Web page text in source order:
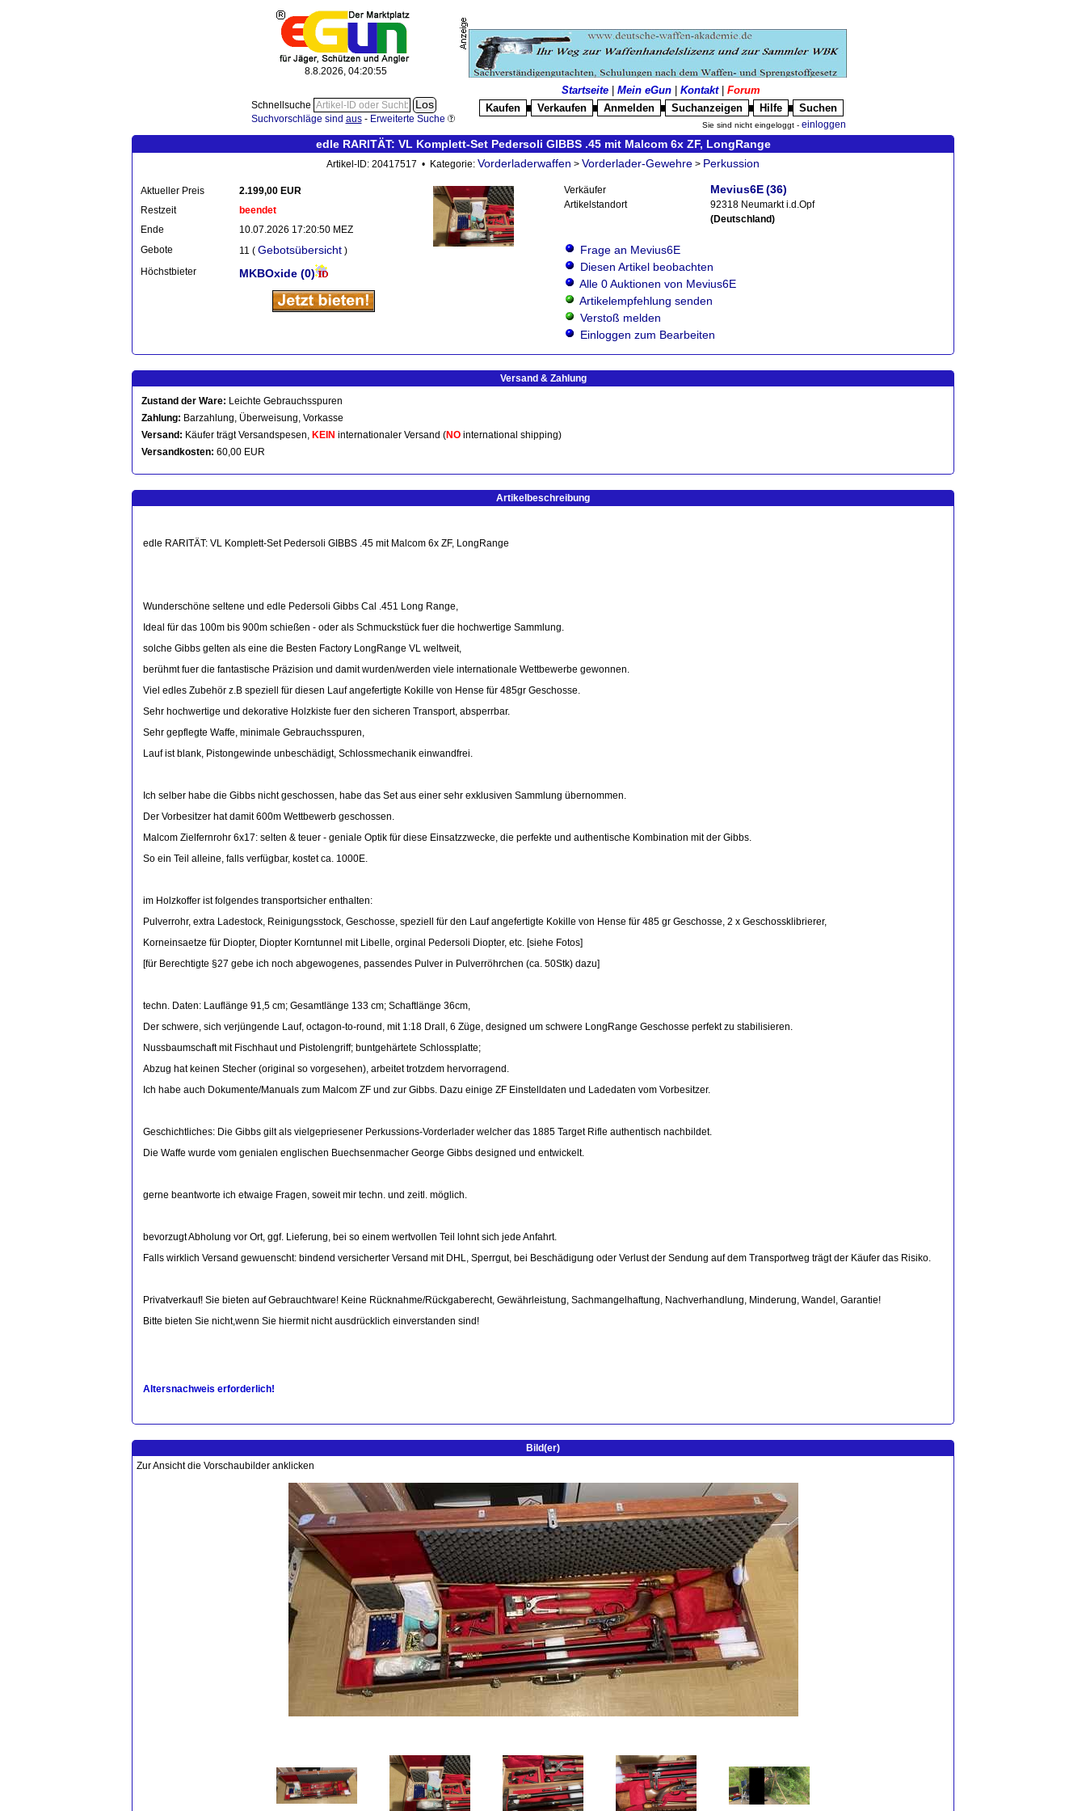
8.8.2026, 04:20:56
Schnellsuche
Suchvorschläge sind aus- Erweiterte Suche
Startseite Mein eGun Kontakt| Forum
Kaufen
Verkaufen Anmelden Suchanzeigen Hilfe Suchen
Sie sind nicht eingeloggt - einloggen
edle RARITÄT: VL Komplett-Set Pedersoli GIBBS .45 mit Malcom 6x ZF, LongRange
Artikel-ID: 20417517 • Kategorie: Vorderladerwaffen > Vorderlader-Gewehre > Perkussion
Aktueller Preis
2.199,00 EUR
Restzeit
beendet
Ende
10.07.2026 17:20:50 MEZ
Gebote
11 ( Gebotsübersicht )
Höchstbieter
MKBOxide (0)
Verkäufer Mevius6E(36)
Artikelstandort
92318 Neumarkt i.d.Opf
(Deutschland)
Frage an Mevius6E
Diesen Artikel beobachten
Alle 0 Auktionen von Mevius6E
Artikelempfehlung senden
Verstoß melden
Einloggen zum Bearbeiten
Versand & Zahlung
Zustand der Ware: Leichte Gebrauchsspuren
Zahlung: Barzahlung, Überweisung, Vorkasse
Versand: Käufer trägt Versandspesen, KEIN internationaler Versand (NO international shipping)
Versandkosten: 60,00 EUR
Artikelbeschreibung
edle RARITÄT: VL Komplett-Set Pedersoli GIBBS .45 mit Malcom 6x ZF, LongRange
Wunderschöne seltene und edle Pedersoli Gibbs Cal .451 Long Range,
Ideal für das 100m bis 900m schießen - oder als Schmuckstück fuer die hochwertige Sammlung.
solche Gibbs gelten als eine die Besten Factory LongRange VL weltweit,
berühmt fuer die fantastische Präzision und damit wurden/werden viele internationale Wettbewerbe gewonnen.
Viel edles Zubehör z.B speziell für diesen Lauf angefertigte Kokille von Hense für 485gr Geschosse.
Sehr hochwertige und dekorative Holzkiste fuer den sicheren Transport, absperrbar.
Sehr gepflegte Waffe, minimale Gebrauchsspuren,
Lauf ist blank, Pistongewinde unbeschädigt, Schlossmechanik einwandfrei.
Ich selber habe die Gibbs nicht geschossen, habe das Set aus einer sehr exklusiven Sammlung übernommen.
Der Vorbesitzer hat damit 600m Wettbewerb geschossen.
Malcom Zielfernrohr 6x17: selten & teuer - geniale Optik für diese Einsatzzwecke, die perfekte und authentische Kombination mit der Gibbs.
So ein Teil alleine, falls verfügbar, kostet ca. 1000E.
im Holzkoffer ist folgendes transportsicher enthalten:
Pulverrohr, extra Ladestock, Reinigungsstock, Geschosse, speziell für den Lauf angefertigte Kokille von Hense für 485 gr Geschosse, 2 x Geschossklibrierer,
Korneinsaetze für Diopter, Diopter Korntunnel mit Libelle, orginal Pedersoli Diopter, etc. [siehe Fotos]
[für Berechtigte §27 gebe ich noch abgewogenes, passendes Pulver in Pulverröhrchen (ca. 50Stk) dazu]
techn. Daten: Lauflänge 91,5 cm; Gesamtlänge 133 cm; Schaftlänge 36cm,
Der schwere, sich verjüngende Lauf, octagon-to-round, mit 1:18 Drall, 6 Züge, designed um schwere LongRange Geschosse perfekt zu stabilisieren.
Nussbaumschaft mit Fischhaut und Pistolengriff; buntgehärtete Schlossplatte;
Abzug hat keinen Stecher (original so vorgesehen), arbeitet trotzdem hervorragend.
Ich habe auch Dokumente/Manuals zum Malcom ZF und zur Gibbs. Dazu einige ZF Einstelldaten und Ladedaten vom Vorbesitzer.
Geschichtliches: Die Gibbs gilt als vielgepriesener Perkussions-Vorderlader welcher das 1885 Target Rifle authentisch nachbildet.
Die Waffe wurde vom genialen englischen Buechsenmacher George Gibbs designed und entwickelt.
gerne beantworte ich etwaige Fragen, soweit mir techn. und zeitl. möglich.
bevorzugt Abholung vor Ort, ggf. Lieferung, bei so einem wertvollen Teil lohnt sich jede Anfahrt.
Falls wirklich Versand gewuenscht: bindend versicherter Versand mit DHL, Sperrgut, bei Beschädigung oder Verlust der Sendung auf dem Transportweg trägt der Käufer das Risiko.
Privatverkauf! Sie bieten auf Gebrauchtware! Keine Rücknahme/Rückgaberecht, Gewährleistung, Sachmangelhaftung, Nachverhandlung, Minderung, Wandel, Garantie!
Bitte bieten Sie nicht,wenn Sie hiermit nicht ausdrücklich einverstanden sind!
Altersnachweis erforderlich!
Bild(er)
Zur Ansicht die Vorschaubilder anklicken